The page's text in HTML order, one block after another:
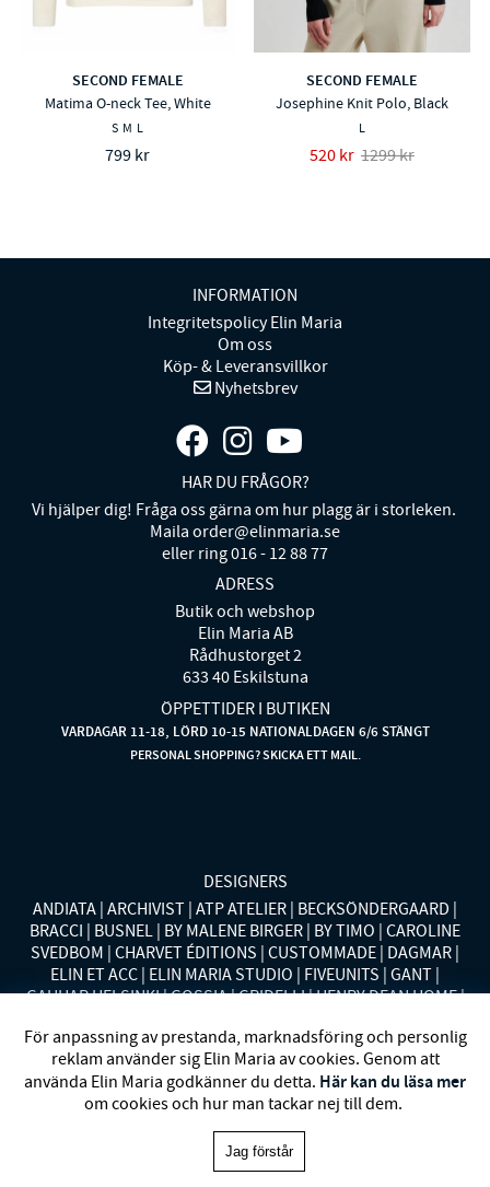
SECOND FEMALE
Matima O-neck Tee, White
S M L
799 kr
SECOND FEMALE
Josephine Knit Polo, Black
L
520 kr 1299 kr
INFORMATION
Integritetspolicy Elin Maria
Om oss
Köp- & Leveransvillkor
Nyhetsbrev
HAR DU FRÅGOR?
Vi hjälper dig! Fråga oss gärna om hur plagg är i storleken.
Maila order@elinmaria.se
eller ring 016 - 12 88 77
ADRESS
Butik och webshop
Elin Maria AB
Rådhustorget 2
633 40 Eskilstuna
ÖPPETTIDER I BUTIKEN
VARDAGAR 11-18, LÖRD 10-15 NATIONALDAGEN 6/6 STÄNGT
PERSONAL SHOPPING? SKICKA ETT MAIL.
DESIGNERS
ANDIATA ARCHIVIST ATP ATELIER BECKSÖNDERGAARD
BRACCI BUSNEL BY MALENE BIRGER BY TIMO CAROLINE
SVEDBOM CHARVET ÉDITIONS CUSTOMMADE DAGMAR
ELIN ET ACC ELIN MARIA STUDIO FIVEUNITS GANT
GAUHAR HELSINKI GOSSIA GRIDELLI HENRY DEAN HOME
MISSONI HOME MONO MORENO CALIFORNIA MOS MOSH
MRS HOSIERY NORDAN HOME NÜMPH POLO RALPH
LAUREN RENÉE VOLTAIRE RODEBJER SECOND FEMALE
SIBIN LINNEBJERG STYLEIN SWEDISH STOCKINGS
VANESSA BARONI VIVEH
Elin Maria 1993-2025
För anpassning av prestanda, marknadsföring och personlig
reklam använder sig Elin Maria av cookies. Genom att
använda Elin Maria godkänner du detta. Här kan du läsa mer
om cookies och hur man tackar nej till dem.
Jag förstår